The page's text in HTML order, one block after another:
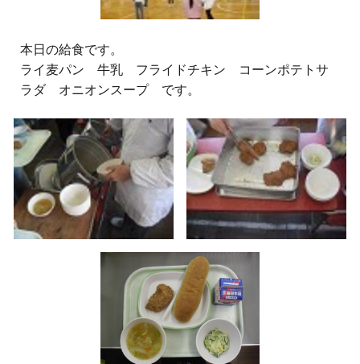
本日の給食です。
ライ麦パン 牛乳 フライドチキン コーンポテトサ
ラダ オニオンスープ です。